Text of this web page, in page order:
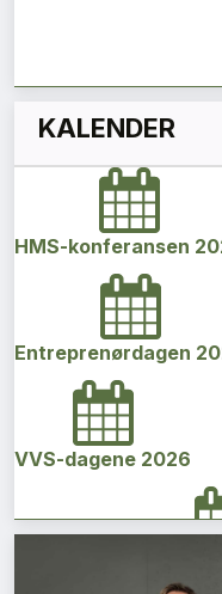
KALENDER
HMS-konferansen
Entreprenørdagen
VVS-dagene 2026
Norges bygg- og